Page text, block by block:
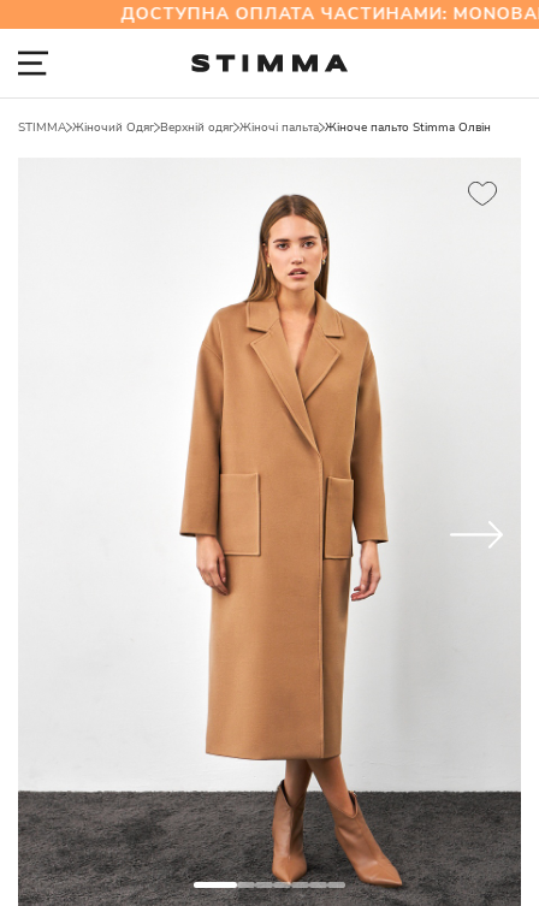
ДОСТУПНА ОПЛАТА ЧАСТИНАМИ:
STIMMA Жіночий Одяг Верхній одяг Жіночі пальта Жіноче пальто Stimma Олвін